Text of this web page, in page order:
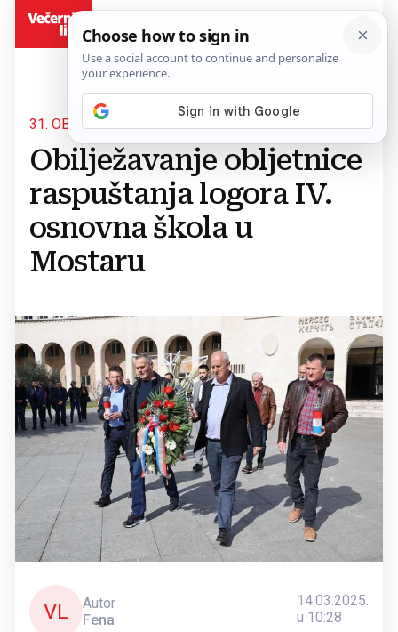
31. OBLJETNICA
Obilježavanje obljetnice
raspuštanja logora IV.
osnovna škola u
Mostaru
VL
Autor
Fena
14.03.2025.
u 10:28